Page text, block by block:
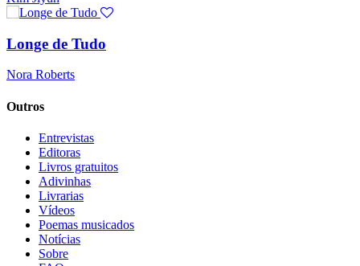
Longe de Tudo
Nora Roberts
Outros
Entrevistas
Editoras
Livros gratuitos
Adivinhas
Livrarias
Vídeos
Poemas musicados
Notícias
Sobre